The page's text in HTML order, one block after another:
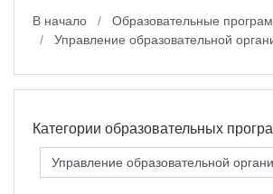
В начало
Образовательные
Управление образовательной
Категории образовательных